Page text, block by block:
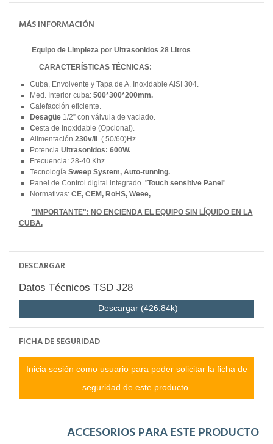
MÁS INFORMACIÓN
Equipo de Limpieza por Ultrasonidos 28 Litros.
CARACTERÍSTICAS TÉCNICAS:
Cuba, Envolvente y Tapa de A. Inoxidable AISI 304.
Med. Interior cuba: 500*300*200mm.
Calefacción eficiente.
Desagüe1/2” con válvula de vaciado.
Cesta de Inoxidable (Opcional).
Alimentación 230v/II
( 50/60)Hz.
Potencia Ultrasonidos: 600W.
Frecuencia: 28-40 Khz.
Tecnología Sweep System, Auto-tunning.
Panel de Control digital integrado. "Touch sensitive Panel "
Normativas: CE, CEM, RoHS, Weee,
"IMPORTANTE": NO ENCIENDA EL EQUIPO SIN LÍQUIDO EN LA
CUBA.
DESCARGAR
Datos Técnicos TSD J28
Descargar (426.84k)
FICHA DE SEGURIDAD
Inicia sesión como usuario para poder solicitar la ficha de
seguridad de este producto.
ACCESORIOS PARA ESTE PRODUCTO